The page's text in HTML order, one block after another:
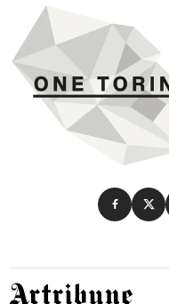
Condividi
Artribune